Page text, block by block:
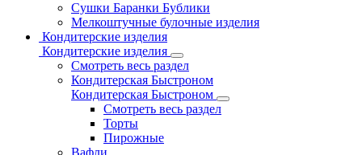
Сушки Баранки Бублики
Мелкоштучные булочные изделия
Кондитерские изделия
Кондитерские изделия
Смотреть весь раздел
Кондитерская Быстроном
Кондитерская Быстроном
Смотреть весь раздел
Торты
Пирожные
Вафли